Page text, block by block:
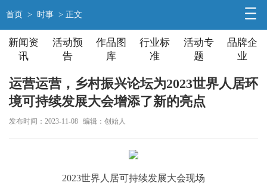
首页 > 时事 > 正文
新闻资
讯
活动预
告
作品图
库
行业标
准
活动专
题
品牌企
业
运营运营，乡村振兴论坛为2023世界人居环
境可持续发展大会增添了新的亮点
发布时间：2023-11-08 编辑：创始人
2023世界人居可持续发展大会现场